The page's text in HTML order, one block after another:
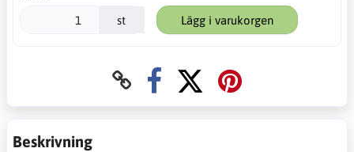
st Lägg i varukorgen
Beskrivning